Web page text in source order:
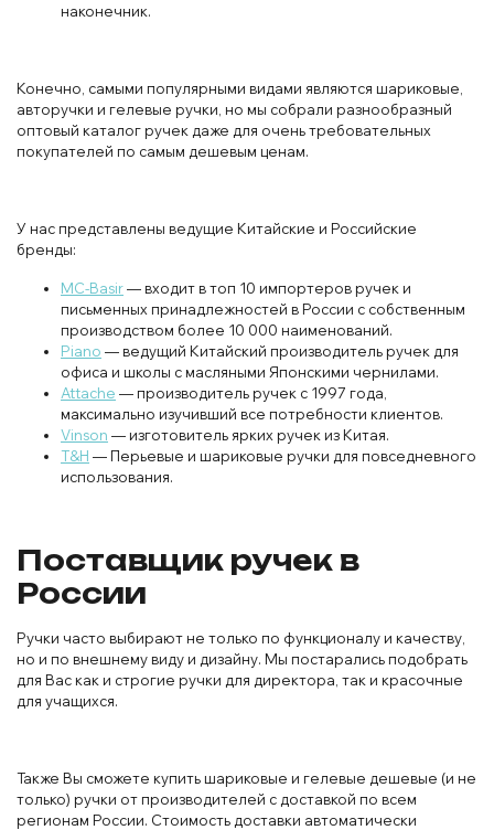
наконечник.
Конечно, самыми популярными видами являются шариковые,
авторучки и гелевые ручки, но мы собрали разнообразный
оптовый каталог ручек даже для очень требовательных
покупателей по самым дешевым ценам.
У нас представлены ведущие Китайские и Российские
бренды:
MC-Basir— входит в топ 10 импортеров ручек и
письменных принадлежностей в России с собственным
производством более 10 000 наименований.
Piano — ведущий Китайский производитель ручек для
офиса и школы с масляными Японскими чернилами.
Attache — производитель ручек с 1997 года,
максимально изучивший все потребности клиентов.
Vinson — изготовитель ярких ручек из Китая.
T&H — Перьевые и шариковые ручки для повседневного
использования.
Поставщик ручек в
России
Ручки часто выбирают не только по функционалу и качеству,
но и по внешнему виду и дизайну. Мы постарались подобрать
для Вас как и строгие ручки для директора, так и красочные
для учащихся.
Также Вы сможете купить шариковые и гелевые дешевые (и не
только) ручки от производителей с доставкой по всем
регионам России. Стоимость доставки автоматически